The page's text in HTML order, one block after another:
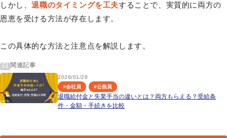
しかし、退職のタイミングを工夫することで、実質的に両方の
恩恵を受ける方法が存在します。
この具体的な方法と注意点を解説します。
関連記事
2026/01/28
#会社員 #公務員
退職給付金と失業手当の違いとは？両方もらえる？受給条
件・金額・手続きを比較